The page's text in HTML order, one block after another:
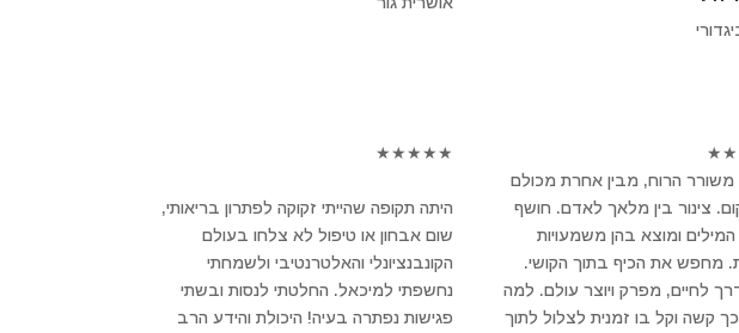
★
★
★
★
★
היתה תקופה שהייתי זקוקה לפתרון בריאותי,
שום אבחון או טיפול לא צלחו בעולם
הקונבנציונלי והאלטרנטיבי ולשמחתי
נחשפתי למיכאל. החלטתי לנסות ובשתי
פגישות נפתרה בעיה! היכולת והידע הרב
★
★
משורר הרוח, מבין אחרת מכולם
צינור בין מלאך לאדם. חושף
המילים ומוצא בהן משמעויות
מחפש את הכיף בתוך הקושי.
לחיים, מפרק ויוצר עולם. למה
קשה וקל בו זמנית לצלול לתוך